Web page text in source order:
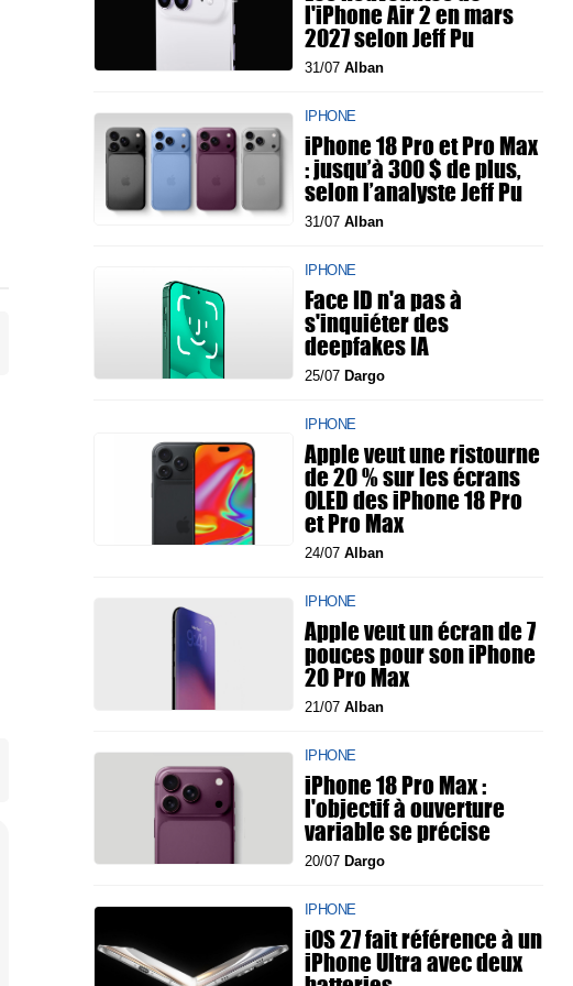
l'iPhone Air 2 en mars
2027 selon Jeff Pu
31/07 Alban
IPHONE
iPhone 18 Pro et Pro Max
: jusqu’à 300 $ de plus,
selon l’analyste Jeff Pu
31/07 Alban
IPHONE
Face ID n'a pas à
s'inquiéter des
deepfakes IA
25/07 Dargo
IPHONE
Apple veut une ristourne
de 20 % sur les écrans
OLED des iPhone 18 Pro
et Pro Max
24/07 Alban
IPHONE
Apple veut un écran de 7
pouces pour son iPhone
20 Pro Max
21/07 Alban
IPHONE
iPhone 18 Pro Max :
l'objectif à ouverture
variable se précise
20/07 Dargo
IPHONE
iOS 27 fait référence à un
iPhone Ultra avec deux